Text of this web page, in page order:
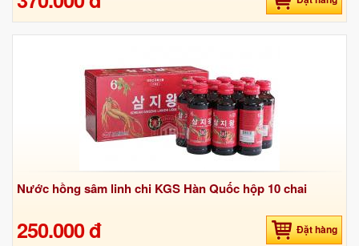
Nước hồng sâm linh chi KGS Hàn Quốc hộp 10 chai
250.000 đ Đặt hàng